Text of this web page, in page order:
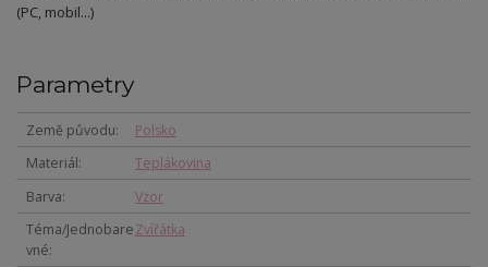
(PC, mobil...)
Parametry
Země původu
Polsko
Materiál
Teplákovina
Barva
Vzor
Téma/Jednobare
vné
Zvířátka